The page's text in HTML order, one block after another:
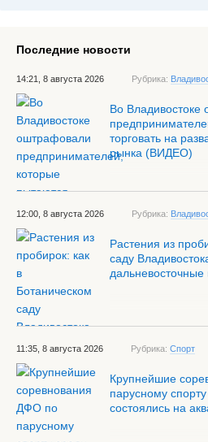
Последние новости
14:21, 8 августа 2026 Рубрика:
Во Владивостоке
торговать на
рынка (ВИДЕО)
12:00, 8 августа 2026 Рубрика:
Растения из
саду
дальневосточные
11:35, 8 августа 2026 Рубрика: Спорт
Крупнейшие
парусному
состоялись на